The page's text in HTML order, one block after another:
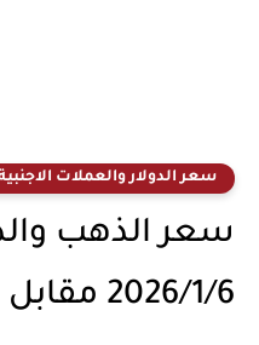
سعر الدولار والعملات
سعر الذهب
2026/1/6 مقابل الدينار